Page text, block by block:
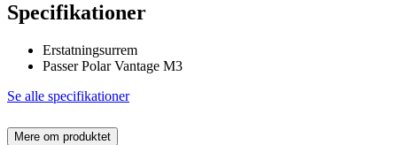
Specifikationer
Erstatningsurrem
Passer Polar Vantage M3
Se alle specifikationer
Mere om produktet